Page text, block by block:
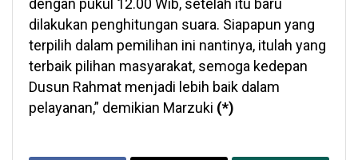
dengan pukul 12.00 Wib, setelah itu baru
dilakukan penghitungan suara. Siapapun yang
terpilih dalam pemilihan ini nantinya, itulah yang
terbaik pilihan masyarakat, semoga kedepan
Dusun Rahmat menjadi lebih baik dalam
pelayanan,” demikian Marzuki (*)